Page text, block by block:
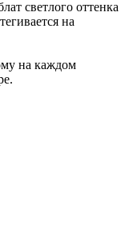
светлого оттенка
на
на каждом